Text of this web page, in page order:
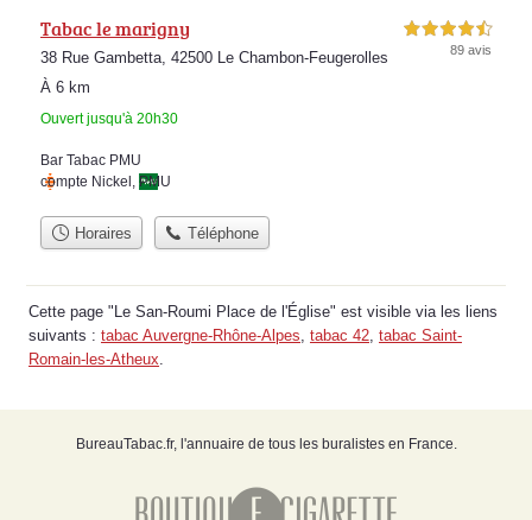
Tabac le marigny
38 Rue Gambetta, 42500 Le Chambon-Feugerolles
À 6 km
Ouvert jusqu'à 20h30
4,5 étoiles sur 5
89 avis
Bar Tabac PMU
compte Nickel, PMU
Horaires Téléphone
Cette page "Le San-Roumi Place de l'Église" est visible via les liens
suivants : tabac Auvergne-Rhône-Alpes, tabac 42, tabac Saint-
Romain-les-Atheux.
BureauTabac.fr, l'annuaire de tous les buralistes en France.